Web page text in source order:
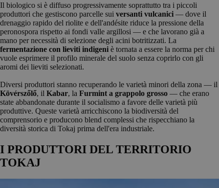
Il biologico si è diffuso progressivamente soprattutto tra i piccoli
produttori che gestiscono parcelle sui versanti vulcanici — dove il
drenaggio rapido del riolite e dell'andésite riduce la pressione della
peronospora rispetto ai fondi valle argillosi — e che lavorano già a
mano per necessità di selezione degli acini botritizzati. La
fermentazione con lieviti indigeni è tornata a essere la norma per chi
vuole esprimere il profilo minerale del suolo senza coprirlo con gli
aromi dei lieviti selezionati.
Diversi produttori stanno recuperando le varietà minori della zona — il
Kövérszőlő, il Kabar, la Furmint a grappolo grosso — che erano
state abbandonate durante il socialismo a favore delle varietà più
produttive. Queste varietà arricchiscono la biodiversità del
comprensorio e producono blend complessi che rispecchiano la
diversità storica di Tokaj prima dell'era industriale.
I PRODUTTORI DEL TERRITORIO
TOKAJ